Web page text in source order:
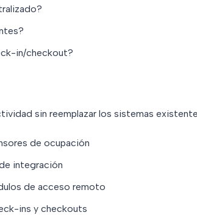
in/checkout?
sin reemplazar los sistemas
de ocupación
integración
de acceso remoto
ins y checkouts